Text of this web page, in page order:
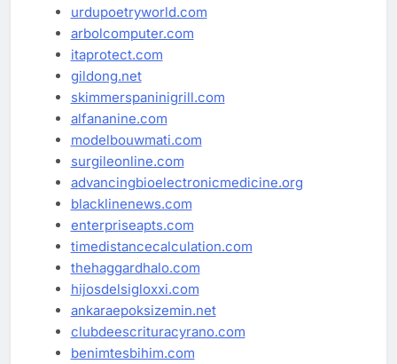
urdupoetryworld.com
arbolcomputer.com
itaprotect.com
gildong.net
skimmerspaninigrill.com
alfananine.com
modelbouwmati.com
surgileonline.com
advancingbioelectronicmedicine.org
blacklinenews.com
enterpriseapts.com
timedistancecalculation.com
thehaggardhalo.com
hijosdelsigloxxi.com
ankaraepoksizemin.net
clubdeescrituracyrano.com
benimtesbihim.com